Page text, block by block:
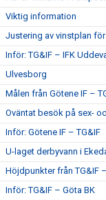
Viktig information
Justering av vinstplan
Inför: TG&IF – IFK
Ulvesborg
Målen från Götene IF –
Oväntat besök på sex-
Inför: Götene IF – TG&IF
U-laget derbyvann i
Höjdpunkter från TG&IF
Inför: TG&IF – Göta BK